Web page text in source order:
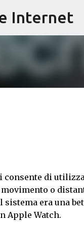
Passa
Internet
di
o
era una
Apple Watch.